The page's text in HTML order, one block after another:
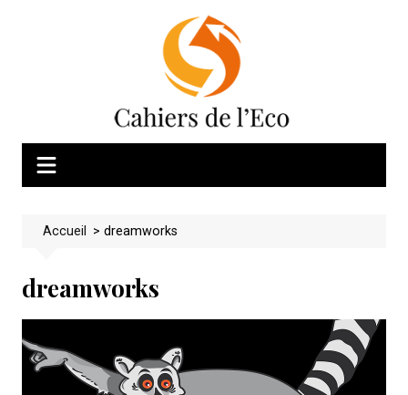
Accueil >dreamworks
dreamworks